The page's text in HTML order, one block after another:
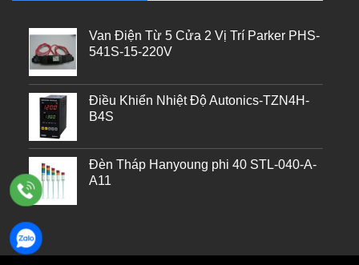
Van Điện Từ 5 Cửa 2 Vị Trí Parker PHS-
541S-15-220V
Điều Khiển Nhiệt Độ Autonics-TZN4H-
B4S
Đèn Tháp Hanyoung phi 40 STL-040-A-
A11